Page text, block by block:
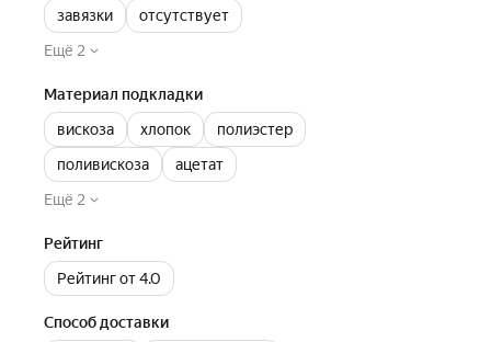
завязки
отсутствует
Ещё 2
Материал подкладки
вискоза
хлопок
полиэстер
поливискоза
ацетат
Ещё 2
Рейтинг
Рейтинг от 4.0
Способ доставки